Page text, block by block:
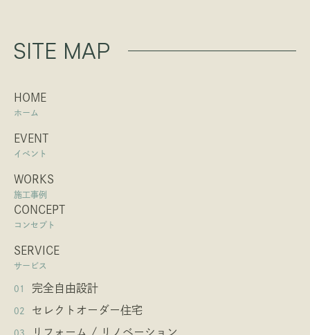
SITE MAP
HOME
ホーム
EVENT
イベント
WORKS
施工事例
CONCEPT
コンセプト
SERVICE
サービス
01 完全自由設計
02 セレクトオーダー住宅
03
リフォーム / リノベーション